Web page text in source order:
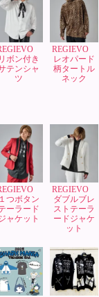
リボン付き
テンシャ
ツ
REGIEVO
レオパード
柄タートル
ネック
１つボタン
ーラード
ャケット
REGIEVO
ダブルブレ
ストテーラ
ードジャケ
ット